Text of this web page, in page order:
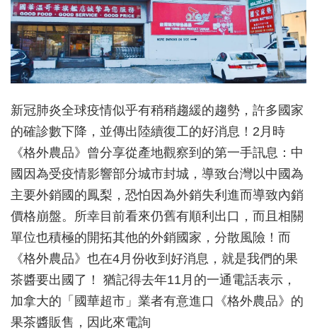
新冠肺炎全球疫情似乎有稍稍趨緩的趨勢，許多國家
的確診數下降，並傳出陸續復工的好消息！2月時
《格外農品》曾分享從產地觀察到的第一手訊息：中
國因為受疫情影響部分城市封城，導致台灣以中國為
主要外銷國的鳳梨，恐怕因為外銷失利進而導致內銷
價格崩盤。所幸目前看來仍舊有順利出口，而且相關
單位也積極的開拓其他的外銷國家，分散風險！而
《格外農品》也在4月份收到好消息，就是我們的果
茶醬要出國了！ 猶記得去年11月的一通電話表示，
加拿大的「國華超市」業者有意進口《格外農品》的
果茶醬販售，因此來電詢